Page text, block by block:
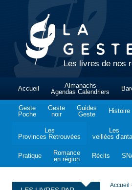
Les livres de nos
Accueil
Almanachs
Agendas Calendriers
Geste
Poche
Geste
noir
Guides
Geste
Histoire
Les
Provinces Retrouvées
Les
veillées
Pratique
Romance
en région
Récits
Accueil